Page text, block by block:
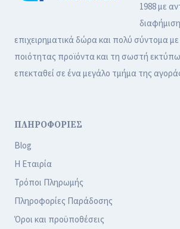
1988 με
επιχειρηματικά δώρα και πολύ σύντομα
ποιότητας προϊόντα και τη σωστή
επεκταθεί σε ένα μεγάλο τμήμα της
ΠΛΗΡΟΦΟΡΙΕΣ
Blog
Η Εταιρία
Τρόποι Πληρωμής
Πληροφορίες Παράδοσης
Όροι και προϋποθέσεις